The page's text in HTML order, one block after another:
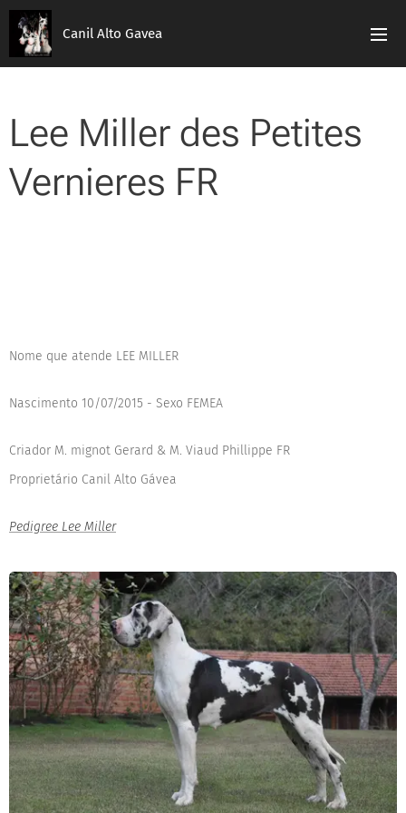
Canil Alto Gavea
Lee Miller des Petites
Vernieres FR
Nome que atende LEE MILLER
Nascimento 10/07/2015 - Sexo FEMEA
Criador M. mignot Gerard & M. Viaud Phillippe FR
Proprietário Canil Alto Gávea
Pedigree Lee Miller